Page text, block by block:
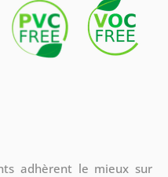
adhèrent le mieux sur